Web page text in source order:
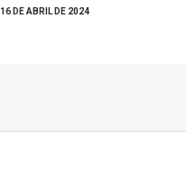
16 DE ABRIL DE 2024